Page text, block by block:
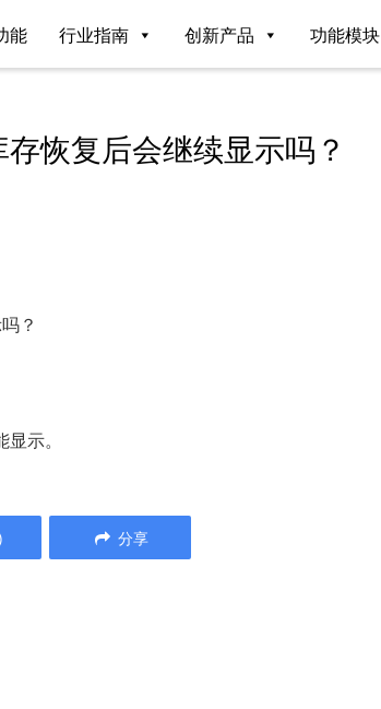
能 行业指南 创新产品 功能模块
恢复后会继续显示吗？
？
示。
分享